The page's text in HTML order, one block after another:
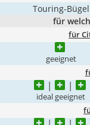
Touring-Bügel
für
für
geeignet
ideal geeignet